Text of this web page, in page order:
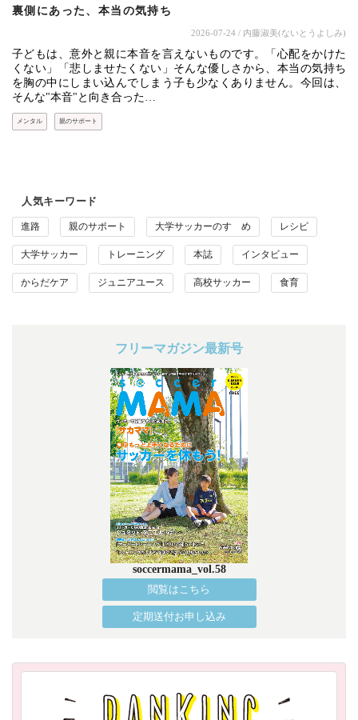
裏側にあった、本当の気持ち
2026-07-24 / 内藤淑美(ないとうよしみ)
子どもは、意外と親に本音を言えないものです。「心配をかけた
くない」「悲しませたくない」そんな優しさから、本当の気持ち
を胸の中にしまい込んでしまう子も少なくありません。今回は、
そんな"本音"と向き合った…
メンタル 親のサポート
人気キーワード
進路 親のサポート 大学サッカーのすゝめ レシピ
大学サッカー トレーニング 本誌 インタビュー
からだケア ジュニアユース 高校サッカー 食育
フリーマガジン最新号
soccermama_vol.58
閲覧はこちら
定期送付お申し込み